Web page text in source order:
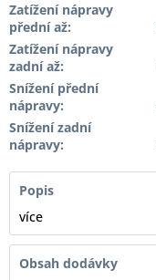
Zatížení nápravy
přední až:
Zatížení nápravy
zadní až:
Snížení přední
nápravy:
Snížení zadní
nápravy:
Popis
více
Obsah dodávky